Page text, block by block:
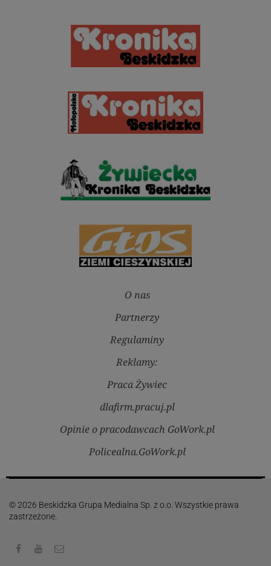
O nas
Partnerzy
Regulaminy
Reklamy:
Praca Żywiec
dlafirm.pracuj.pl
Opinie o pracodawcach GoWork.pl
Policealna.GoWork.pl
© 2026 Beskidzka Grupa Medialna Sp. z o.o. Wszystkie prawa
zastrzeżone.